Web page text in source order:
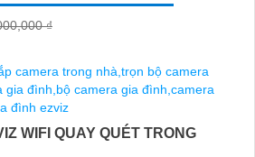
₫
WIFI QUAY QUÉT TRONG